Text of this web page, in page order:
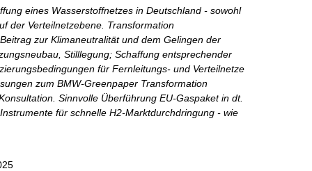
eines Wasserstoffnetzes in Deutschland - sowohl
der Verteilnetzebene. Transformation
zur Klimaneutralität und dem Gelingen der
Stilllegung; Schaffung entsprechender
für Fernleitungs- und Verteilnetze
zum BMW-Greenpaper Transformation
Sinnvolle Überführung EU-Gaspaket in dt.
für schnelle H2-Marktdurchdringung - wie